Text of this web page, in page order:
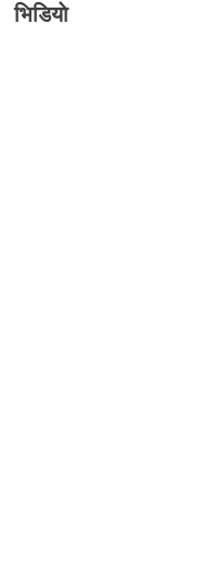
भिडियाे